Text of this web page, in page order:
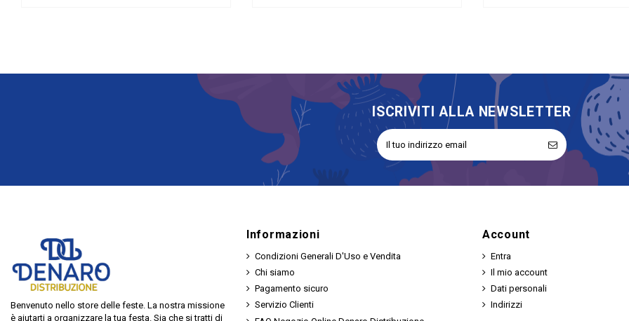
ISCRIVITI ALLA NEWSLETTER
Benvenuto nello store delle feste. La nostra missione
è aiutarti a organizzare la tua festa. Sia che si tratti di
Informazioni
Condizioni Generali D'Uso e Vendita
Chi siamo
Pagamento sicuro
Servizio Clienti
Account
Entra
Il mio account
Dati personali
Indirizzi